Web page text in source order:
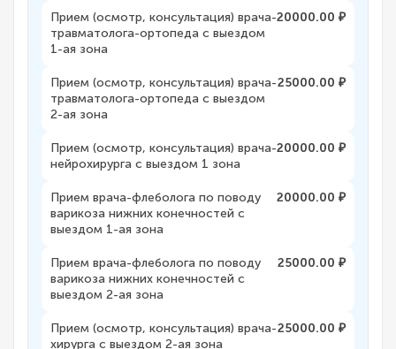
Прием (осмотр, консультация) врача-
травматолога-ортопеда с выездом
1-ая зона
20000.00 ₽
Прием (осмотр, консультация) врача-
травматолога-ортопеда с выездом
2-ая зона
25000.00 ₽
Прием (осмотр, консультация) врача-
нейрохирурга с выездом 1 зона
20000.00 ₽
Прием врача-флеболога по поводу
варикоза нижних конечностей с
выездом 1-ая зона
20000.00 ₽
Прием врача-флеболога по поводу
варикоза нижних конечностей с
выездом 2-ая зона
25000.00 ₽
Прием (осмотр, консультация) врача-
хирурга с выездом 2-ая зона
25000.00 ₽